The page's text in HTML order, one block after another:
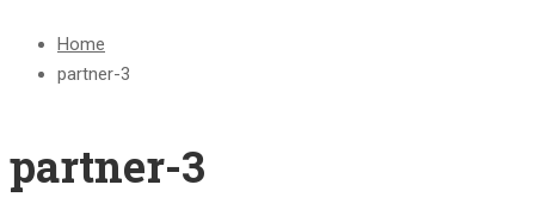
Home
partner-3
partner-3